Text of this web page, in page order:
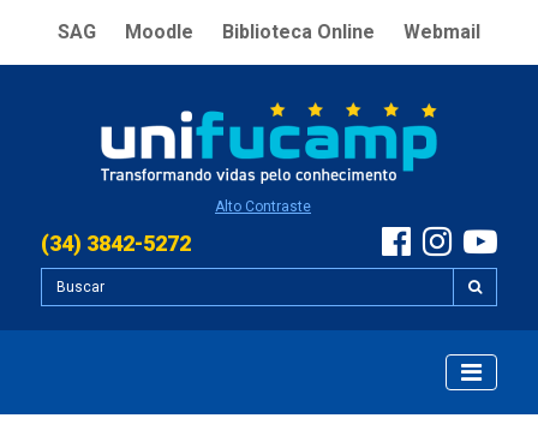
SAG Moodle Biblioteca Online Webmail
Alto Contraste
(34) 3842-5272